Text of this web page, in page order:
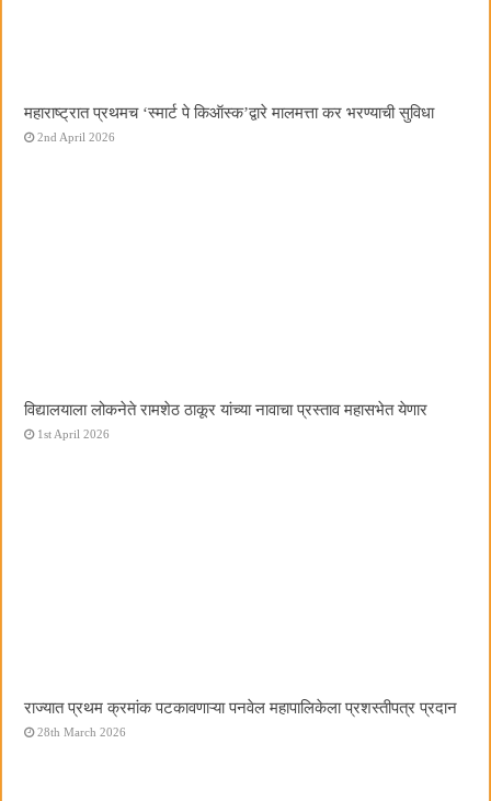
महाराष्ट्रात प्रथमच ‌‘स्मार्ट पे किऑस्क‌’द्वारे मालमत्ता कर भरण्याची सुविधा
2nd April 2026
विद्यालयाला लोकनेते रामशेठ ठाकूर यांच्या नावाचा प्रस्ताव महासभेत येणार
1st April 2026
राज्यात प्रथम क्रमांक पटकावणाऱ्या पनवेल महापालिकेला प्रशस्तीपत्र प्रदान
28th March 2026